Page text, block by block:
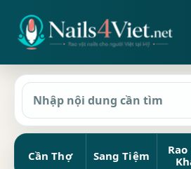
Cần Thợ Sang Tiệm